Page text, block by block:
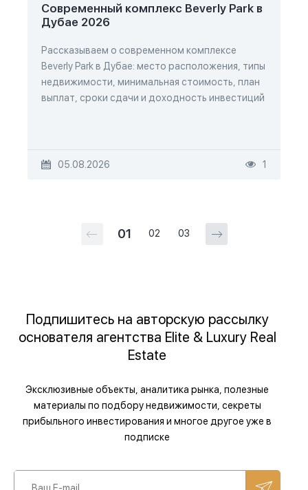
Современный комплекс Beverly Park в
Дубае 2026
Рассказываем о современном комплексе
Beverly Park в Дубае: место расположения, типы
недвижимости, минимальная стоимость, план
выплат, сроки сдачи и доходность инвестиций
05.08.2026 1
01 02 03
Подпишитесь на авторскую рассылку
основателя агентства Elite & Luxury Real
Estate
Эксклюзивные объекты, аналитика рынка, полезные
материалы по подбору недвижимости, секреты
прибыльного инвестирования и многое другое уже в
подписке